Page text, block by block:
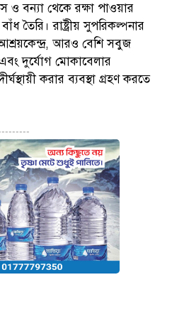
ও বন্যা থেকে রক্ষা পাওয়ার
তৈরি। রাষ্ট্রীয় সুপরিকল্পনার
আশ্রয়কেন্দ্র, আরও বেশি সবুজ
দুর্যোগ মোকাবেলার
করার ব্যবস্থা গ্রহণ করতে